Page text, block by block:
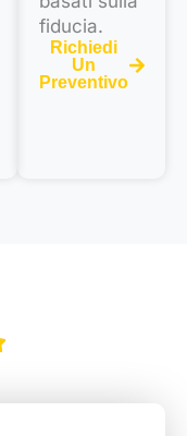
fiducia.
Richiedi
Un
Preventivo